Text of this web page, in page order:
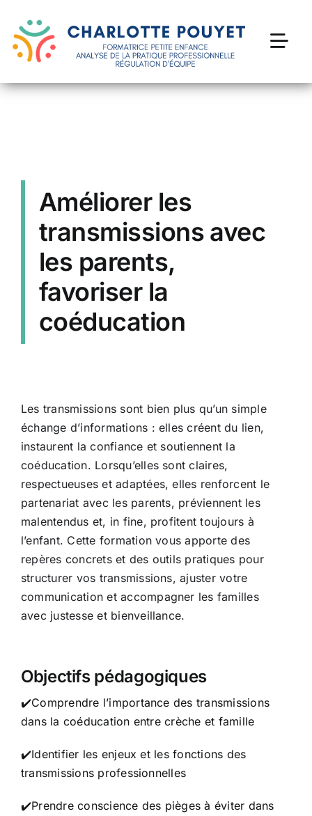
contenu
Devenir thérapeute parental
Ressources
Améliorer les
transmissions avec
les parents,
favoriser la
coéducation
Les transmissions sont bien plus qu’un simple
échange d’informations : elles créent du lien,
instaurent la confiance et soutiennent la
coéducation. Lorsqu’elles sont claires,
respectueuses et adaptées, elles renforcent le
partenariat avec les parents, préviennent les
malentendus et, in fine, profitent toujours à
l’enfant. Cette formation vous apporte des
repères concrets et des outils pratiques pour
structurer vos transmissions, ajuster votre
communication et accompagner les familles
avec justesse et bienveillance.
Objectifs pédagogiques
✔️Comprendre l’importance des transmissions
dans la coéducation entre crèche et famille
✔️Identifier les enjeux et les fonctions des
transmissions professionnelles
✔️Prendre conscience des pièges à éviter dans